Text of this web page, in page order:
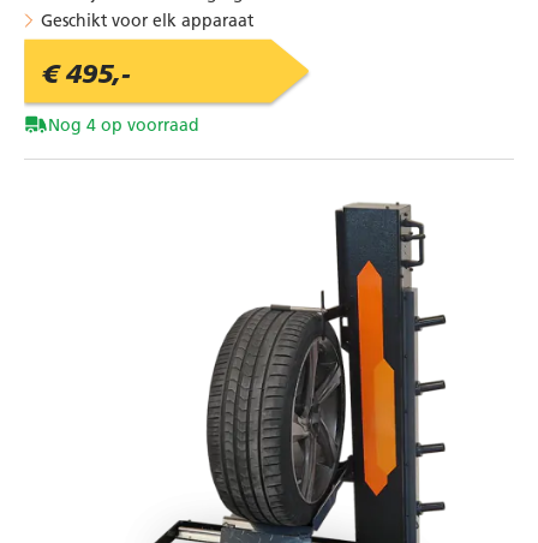
Geschikt voor elk apparaat
€ 495,-
Nog 4 op voorraad